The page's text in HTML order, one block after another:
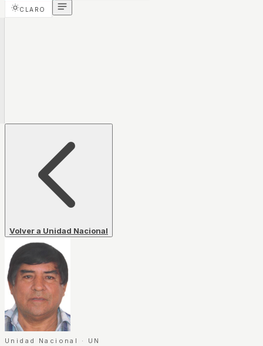
CLARO
Volver a Unidad Nacional
Unidad Nacional · UN